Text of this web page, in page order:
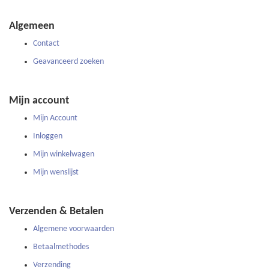
nieuwsbrief
Algemeen
Contact
Geavanceerd zoeken
Mijn account
Mijn Account
Inloggen
Mijn winkelwagen
Mijn wenslijst
Verzenden & Betalen
Algemene voorwaarden
Betaalmethodes
Verzending